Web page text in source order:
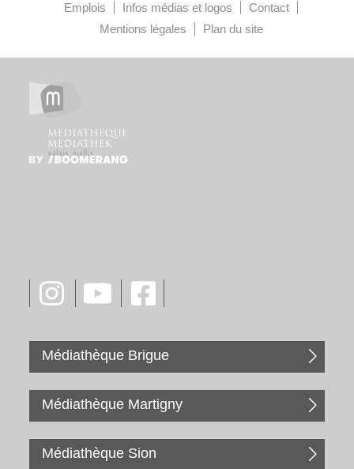
Emplois Infos médias et logos
Contact
Mentions légales
Plan du site
Médiathèque Brigue
Médiathèque Martigny
Médiathèque Sion